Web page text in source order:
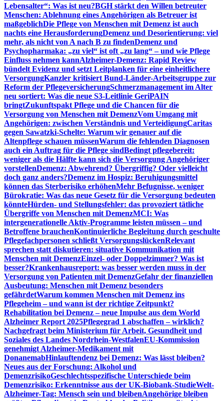
Lebensalter“: Was ist neu?BGH stärkt den Willen betreuter
Menschen: Ablehnung eines Angehörigen als Betreuer ist
maßgeblichDie Pflege von Menschen mit Demenz ist auch
nachts eine HerausforderungDemenz und Desorientierung: viel
mehr, als nicht von A nach B zu findenDemenz und
Psychopharmaka: „zu viel“ ist oft „zu lang“ – und wie Pflege
Einfluss nehmen kannAlzheimer-Demenz: Rapid Review
bündelt Evidenz und setzt Leitplanken für eine einheitlichere
VersorgungKanzler kritisiert Bund-Länder-Arbeitsgruppe zur
Reform der PflegeversicherungSchmerzmanagement im Alter
neu sortiert: Was die neue S3-Leitlinie GeriPAIN
bringtZukunftspakt Pflege und die Chancen für die
Versorgung von Menschen mit DemenzVom Umgang mit
Angehörigen: zwischen Verständnis und VerteidigungCaritas
gegen Sawatzki-Schelte: Warum wir genauer auf die
Altenpflege schauen müssenWarum die fehlenden Diagnosen
auch ein Auftrag für die Pflege sindBedingt pflegebereit:
weniger als die Hälfte kann sich die Versorgung Angehöriger
vorstellenDemenz: Abwehrend? Übergriffig? Oder vielleicht
doch ganz anders?Demenz im Hospiz: Beruhigungsmittel
können das Sterberisiko erhöhenMehr Befugnisse, weniger
Bürokratie: Was das neue Gesetz für die Versorgung bedeuten
könnteHürden- und Stellungsfehler: das provoziert tätliche
Übergriffe von Menschen mit DemenzMCI: Was
intergenerationelle Aktiv-Programme leisten müssen – und
Betroffene brauchenKontinuierliche Begleitung durch geschulte
Pflegefachpersonen schließt VersorgungslückenRelevant
sprechen statt diskutieren: situative Kommunikation mit
Menschen mit DemenzEinzel- oder Doppelzimmer? Was ist
besser?Krankenhausreport: was besser werden muss in der
Versorgung von Patienten mit DemenzGefahr der finanziellen
Ausbeutung: Menschen mit Demenz besonders
gefährdetWarum kommen Menschen mit Demenz ins
Pflegeheim – und wann ist der richtige Zeitpunkt?
Rehabilitation bei Demenz – neue Impulse aus dem World
Alzheimer Report 2025Pflegegrad 1 abschaffen – wirklich?
Nachgefragt beim Ministerium für Arbeit, Gesundheit und
Soziales des Landes Nordrhein-WestfalenEU-Kommission
genehmigt Alzheimer-Medikament mit
DonanemabHinlauftendenz bei Demenz: Was lässt bleiben?
Neues aus der Forschung: Alkohol und
DemenzrisikoGeschlechtsspezifische Unterschiede beim
Demenzrisiko: Erkenntnisse aus der UK-Biobank-StudieWelt-
Alzheimer-Tag: Mensch sein und bleibenAngehörige bleiben